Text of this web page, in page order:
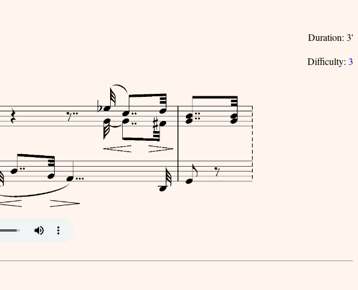
Duration: 3'
Difficulty: 3